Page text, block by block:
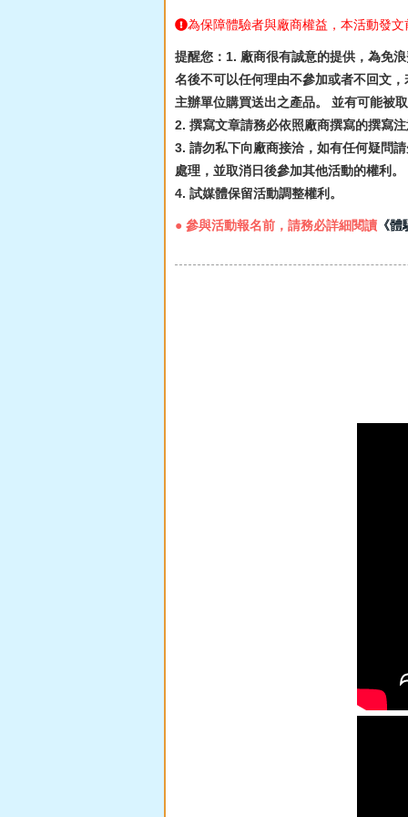
為保障體驗者與廠商權益，本活動發
提醒您：1. 廠商很有誠意的提供，為免
名後不可以任何理由不參加或者不回文
主辦單位購買送出之產品。 並有可能被
2. 撰寫文章請務必依照廠商撰寫的撰寫
3. 請勿私下向廠商接洽，如有任何疑問
處理，並取消日後參加其他活動的權利。
4. 試媒體保留活動調整權利。
● 參與活動報名前，請務必詳細閱讀 《